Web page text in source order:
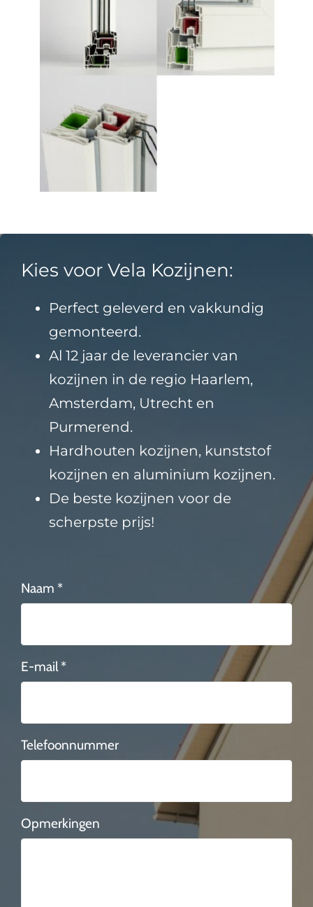
Kies voor Vela Kozijnen:
Perfect geleverd en vakkundig
gemonteerd.
Al 12 jaar de leverancier van
kozijnen in de regio Haarlem,
Amsterdam, Utrecht en
Purmerend.
Hardhouten kozijnen, kunststof
kozijnen en aluminium kozijnen.
De beste kozijnen voor de
scherpste prijs!
Naam *
E-mail *
Telefoonnummer
Opmerkingen